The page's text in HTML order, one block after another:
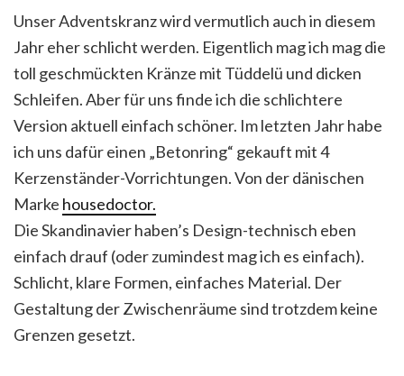
Unser Adventskranz wird vermutlich auch in diesem
Jahr eher schlicht werden. Eigentlich mag ich mag die
toll geschmückten Kränze mit Tüddelü und dicken
Schleifen. Aber für uns finde ich die schlichtere
Version aktuell einfach schöner. Im letzten Jahr habe
ich uns dafür einen „Betonring“ gekauft mit 4
Kerzenständer-Vorrichtungen. Von der dänischen
Marke housedoctor.
Die Skandinavier haben’s Design-technisch eben
einfach drauf (oder zumindest mag ich es einfach).
Schlicht, klare Formen, einfaches Material. Der
Gestaltung der Zwischenräume sind trotzdem keine
Grenzen gesetzt.